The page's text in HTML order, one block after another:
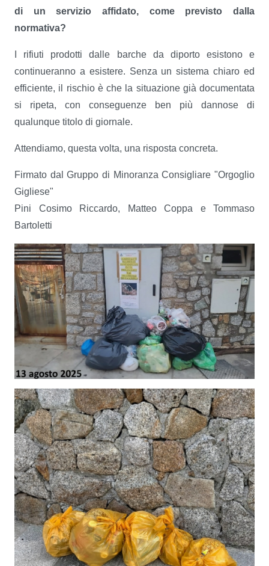
di un servizio affidato, come previsto dalla
normativa?
I rifiuti prodotti dalle barche da diporto esistono e
continueranno a esistere. Senza un sistema chiaro ed
efficiente, il rischio è che la situazione già documentata
si ripeta, con conseguenze ben più dannose di
qualunque titolo di giornale.
Attendiamo, questa volta, una risposta concreta.
Firmato dal Gruppo di Minoranza Consigliare "Orgoglio
Gigliese"
Pini Cosimo Riccardo, Matteo Coppa e Tommaso
Bartoletti